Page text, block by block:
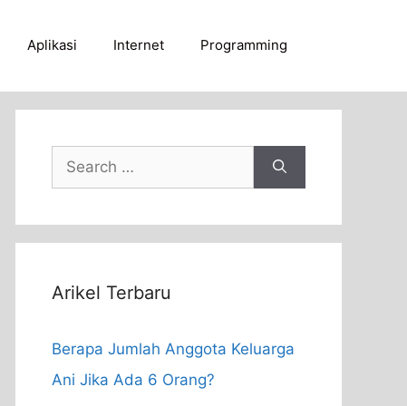
Aplikasi Internet Programming
Search
for:
Arikel Terbaru
Berapa Jumlah Anggota Keluarga
Ani Jika Ada 6 Orang?